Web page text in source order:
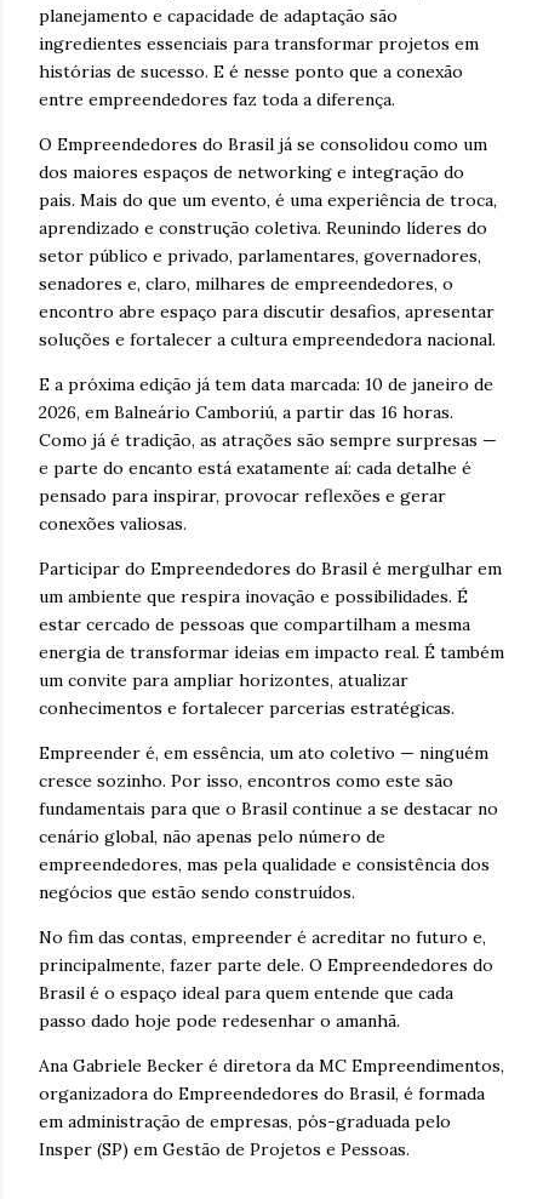
planejamento e capacidade de adaptação são
ingredientes essenciais para transformar projetos em
histórias de sucesso. E é nesse ponto que a conexão
entre empreendedores faz toda a diferença.
O Empreendedores do Brasil já se consolidou como um
dos maiores espaços de networking e integração do
país. Mais do que um evento, é uma experiência de troca,
aprendizado e construção coletiva. Reunindo líderes do
setor público e privado, parlamentares, governadores,
senadores e, claro, milhares de empreendedores, o
encontro abre espaço para discutir desafios, apresentar
soluções e fortalecer a cultura empreendedora nacional.
E a próxima edição já tem data marcada: 10 de janeiro de
2026, em Balneário Camboriú, a partir das 16 horas.
Como já é tradição, as atrações são sempre surpresas —
e parte do encanto está exatamente aí: cada detalhe é
pensado para inspirar, provocar reflexões e gerar
conexões valiosas.
Participar do Empreendedores do Brasil é mergulhar em
um ambiente que respira inovação e possibilidades. É
estar cercado de pessoas que compartilham a mesma
energia de transformar ideias em impacto real. É também
um convite para ampliar horizontes, atualizar
conhecimentos e fortalecer parcerias estratégicas.
Empreender é, em essência, um ato coletivo — ninguém
cresce sozinho. Por isso, encontros como este são
fundamentais para que o Brasil continue a se destacar no
cenário global, não apenas pelo número de
empreendedores, mas pela qualidade e consistência dos
negócios que estão sendo construídos.
No fim das contas, empreender é acreditar no futuro e,
principalmente, fazer parte dele. O Empreendedores do
Brasil é o espaço ideal para quem entende que cada
passo dado hoje pode redesenhar o amanhã.
Ana Gabriele Becker é diretora da MC Empreendimentos,
organizadora do Empreendedores do Brasil, é formada
em administração de empresas, pós-graduada pelo
Insper (SP) em Gestão de Projetos e Pessoas.